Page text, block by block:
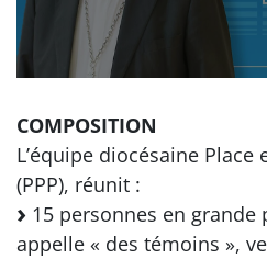
COMPOSITION
L’équipe diocésaine Place
(PPP), réunit :
15 personnes en grande
appelle « des témoins »,